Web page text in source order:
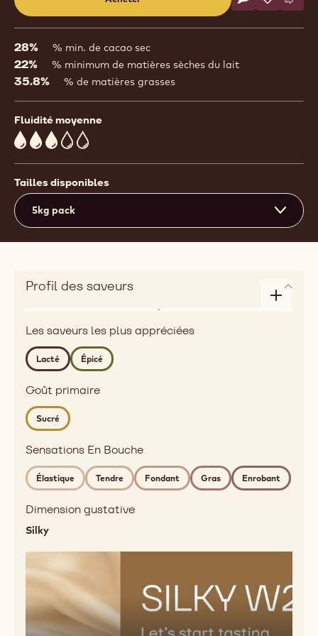
a
window)
Écrire un
- W2- W2- W2
28% % min. de cacao sec
22% % minimum de matières sèches du lait
35.8% % de matières grasses
Fluidité moyenne
3
Tailles disponibles
5kg pack
Profil des saveurs
taste
aromatiques
dairy,
spices
Detailed
flavor
milky,
Sensations
En
Bouche
chewy,
soft,
mouthcoating
Saveurs
Primaires
sweet
Les saveurs les plus appréciées
Lacté Épicé
Goût primaire
Sucré
Sensations En Bouche
Élastique Tendre Fondant Gras Enrobant
Dimension gustative
Silky